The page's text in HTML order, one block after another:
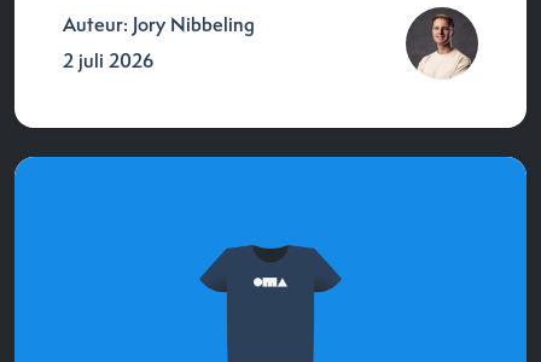
Auteur: Jory Nibbeling
2 juli 2026